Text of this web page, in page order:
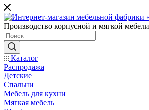
Производство корпусной и мягкой мебели
Каталог
Распродажа
Детские
Спальни
Мебель для кухни
Мягкая мебель